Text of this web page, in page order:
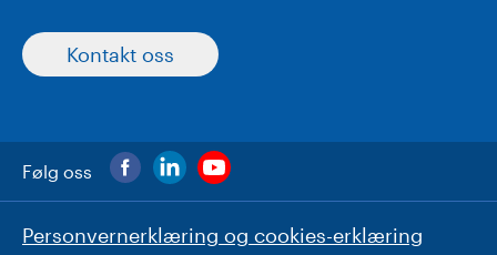
Kontakt oss
Personvernerklæring og cookies-erklæring
Følg oss